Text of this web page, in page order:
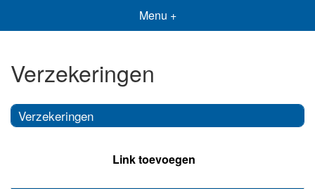
Menu +
Verzekeringen
Verzekeringen
Link toevoegen